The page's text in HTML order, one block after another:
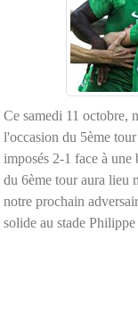
Ce samedi 11 octobre,
l'occasion du 5ème
imposés 2-1 face à
du 6ème tour aura lieu
notre prochain
solide au stade